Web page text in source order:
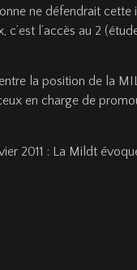
ne défendrait
c’est l’accès au 2
la position de la
en charge de
2011 : La Mildt